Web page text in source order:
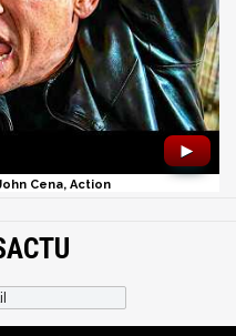
►
Cena, Action